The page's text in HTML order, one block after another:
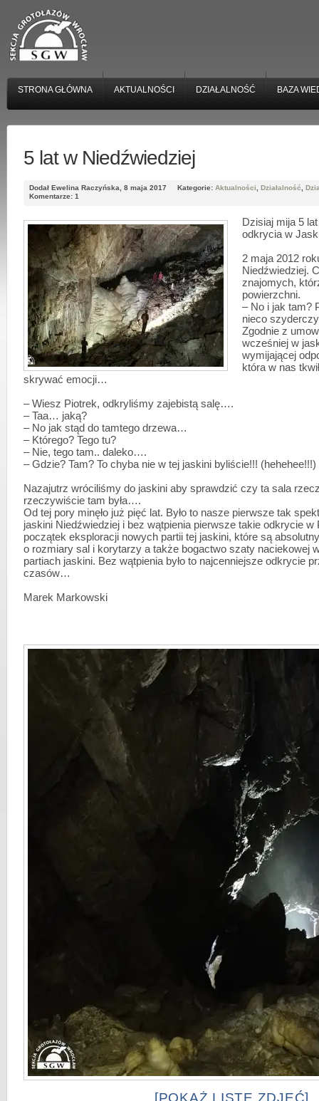
STRONA GŁÓWNA AKTUALNOŚCI DZIAŁALNOŚĆ BAZA
5 lat w Niedźwiedziej
Dodał Ewelina Raczyńska, 8 maja 2017 Kategorie: Aktualności, Działalność,
Komentarze: 1
Dzisiaj mija 5
odkrycia w
2 maja 2012
Niedźwiedziej.
znajomych,
powierzchni.
– No i jak tam?
nieco
Zgodnie z
wcześniej w
wymijającej
która w nas
skrywać emocji…
– Wiesz Piotrek, odkryliśmy zajebistą salę….
– Taa… jaką?
– No jak stąd do tamtego drzewa…
– Którego? Tego tu?
– Nie, tego tam.. daleko….
– Gdzie? Tam? To chyba nie w tej jaskini byliście!!! (hehehee!!!)
Nazajutrz wróciliśmy do jaskini aby sprawdzić czy ta sala
rzeczywiście tam była….
Od tej pory minęło już pięć lat. Było to nasze pierwsze tak
jaskini Niedźwiedziej i bez wątpienia pierwsze takie odkrycie w
początek eksploracji nowych partii tej jaskini, które są
o rozmiary sal i korytarzy a także bogactwo szaty naciekowej
partiach jaskini. Bez wątpienia było to najcenniejsze odkrycie
czasów…
Marek Markowski
[POKAŻ LISTĘ ZDJĘĆ]